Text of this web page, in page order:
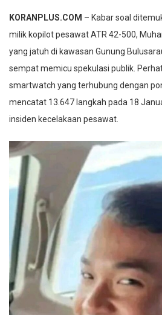
KORANPLUS.COM – Kabar soal
milik kopilot pesawat ATR 42-500,
yang jatuh di kawasan Gunung
sempat memicu spekulasi publik.
smartwatch yang terhubung dengan
mencatat 13.647 langkah pada 18
insiden kecelakaan pesawat.